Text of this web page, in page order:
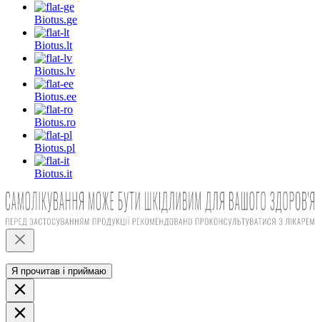
Biotus.ge
Biotus.lt
Biotus.lv
Biotus.ee
Biotus.ro
Biotus.pl
Biotus.it
Я прочитав і приймаю